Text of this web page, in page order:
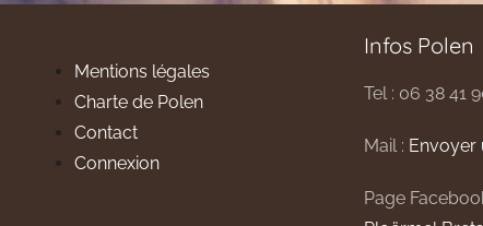
Mentions légales
Charte de Polen
Contact
Connexion
Infos Polen
Tel : 06 38 41
Mail : Envoyer
Page